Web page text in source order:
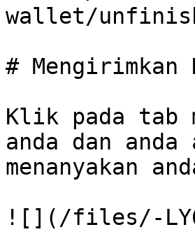
wallet/
# Mengirimkan
Klik pada tab
anda dan
menanyakan
![](/files/-